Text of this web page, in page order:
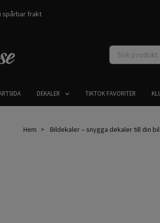
spårbar frakt
DEKALER TIKTOK FAVORITER
Hem Bildekaler – snygga dekaler till din bil